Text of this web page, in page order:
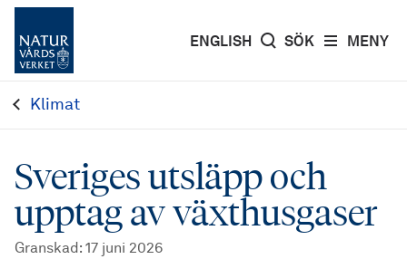
MENY
ENGLISH SÖK
Klimat
Sveriges utsläpp och
upptag av växthusgaser
Granskad : 17 juni 2026